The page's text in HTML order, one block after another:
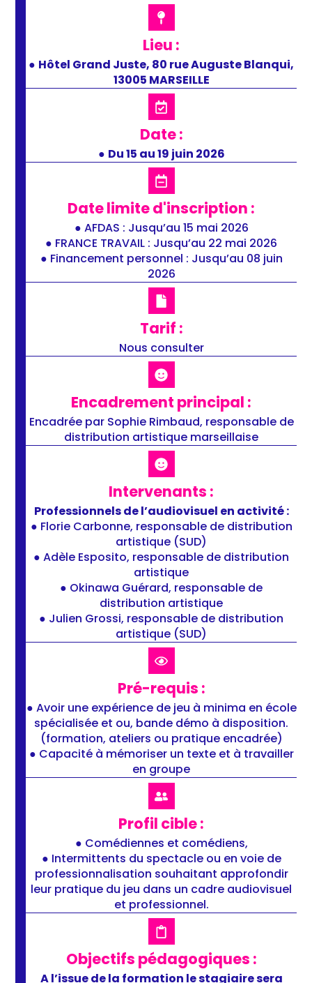
Lieu :
● Hôtel Grand Juste, 80 rue Auguste Blanqui,
13005 MARSEILLE
Date :
● Du 15 au 19 juin 2026
Date limite d'inscription :
● AFDAS : Jusqu’au 15 mai 2026
● FRANCE TRAVAIL : Jusqu’au 22 mai 2026
● Financement personnel : Jusqu’au 08 juin
2026
Tarif :
Nous consulter
Encadrement principal :
Encadrée par Sophie Rimbaud, responsable de
distribution artistique marseillaise
Intervenants :
Professionnels de l’audiovisuel en activité :
● Florie Carbonne, responsable de distribution
artistique (SUD)
● Adèle Esposito, responsable de distribution
artistique
● Okinawa Guérard, responsable de
distribution artistique
● Julien Grossi, responsable de distribution
artistique (SUD)
Pré-requis :
● Avoir une expérience de jeu à minima en école
spécialisée et ou, bande démo à disposition.
(formation, ateliers ou pratique encadrée)
● Capacité à mémoriser un texte et à travailler
en groupe
Profil cible :
● Comédiennes et comédiens,
● Intermittents du spectacle ou en voie de
professionnalisation souhaitant approfondir
leur pratique du jeu dans un cadre audiovisuel
et professionnel.
Objectifs pédagogiques :
A l’issue de la formation le stagiaire sera